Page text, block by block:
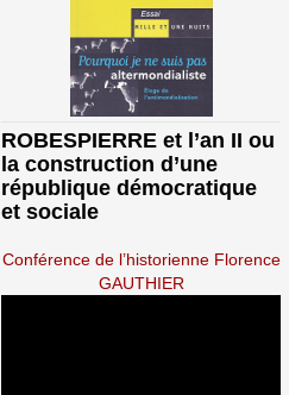
ROBESPIERRE et l’an II ou
la construction d’une
république démocratique
et sociale
Conférence de l’historienne Florence
GAUTHIER